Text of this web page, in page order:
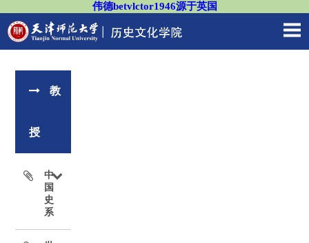
伟德betvlctor1946源于英国
教
授
中
国
史
系